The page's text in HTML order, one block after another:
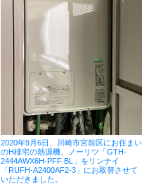
2020年9月6日、川崎市宮前区にお住まい
のH様宅の熱源機、ノーリツ「GTH-
2444AWX6H-PFF BL」をリンナイ
「RUFH-A2400AF2-3」にお取替させて
いただきました。